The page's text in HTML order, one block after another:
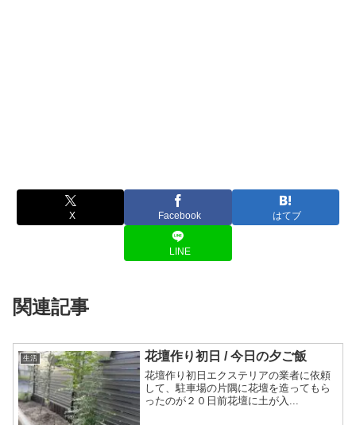
X Facebook はてブ
LINE
関連記事
生活 花壇作り初日 / 今日の夕ご飯
花壇作り初日エクステリアの業者に依頼
して、駐車場の片隅に花壇を造ってもら
ったのが２０日前花壇に土が入...